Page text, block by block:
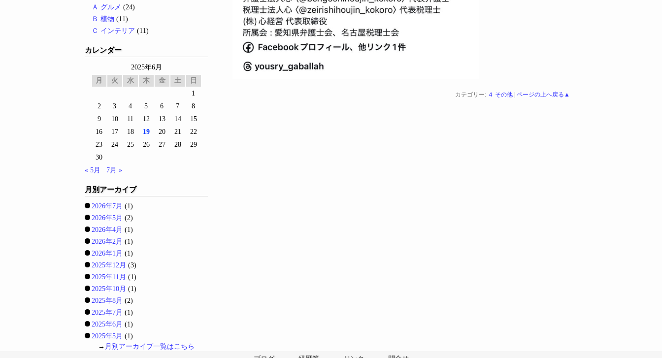
カテゴリー: ４ その他 ページの上へ戻る▲
Ａ グルメ (24)
Ｂ 植物 (11)
Ｃ インテリア (11)
カレンダー
2025年6月
月
火 水 木 金 土
日
1
2
3 4 5 6 7
8
9
10 11 12 13 14
15
16
17 18 19 20 21
22
23
24 25 26 27 28
29
30
« 5月
7月 »
月別アーカイブ
2026年7月 (1)
2026年5月 (2)
2026年4月 (1)
2026年2月 (1)
2026年1月 (1)
2025年12月 (3)
2025年11月 (1)
2025年10月 (1)
2025年8月 (2)
2025年7月 (1)
2025年6月 (1)
2025年5月 (1)
→ 月別アーカイブ一覧はこちら